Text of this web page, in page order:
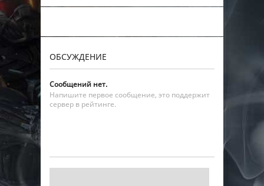
ОБСУЖДЕНИЕ
Сообщений нет.
Напишите первое сообщение, это поддержит
сервер в рейтинге.